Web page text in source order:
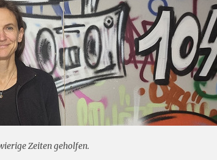
Zeiten geholfen.